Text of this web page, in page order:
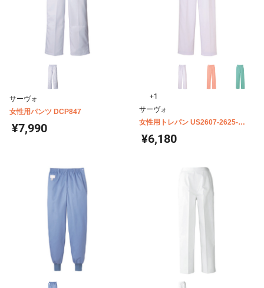
サーヴォ
女性用パンツ DCP847
¥7,990
+1
サーヴォ
女性用トレパン US2607-2625-
2626-2627
¥6,180